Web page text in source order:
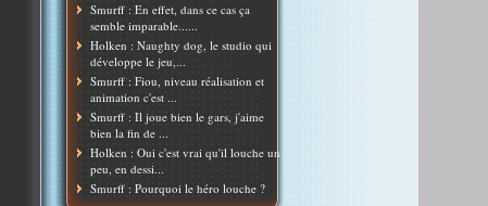
Smurff : En effet, dans ce cas ça
semble imparable......
Holken : Naughty dog, le studio qui
développe le jeu,...
Smurff : Fiou, niveau réalisation et
animation c'est ...
Smurff : Il joue bien le gars, j'aime
bien la fin de ...
Holken : Oui c'est vrai qu'il louche un
peu, en dessi...
Smurff : Pourquoi le héro louche ?